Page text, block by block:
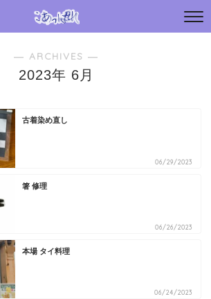
“こあっぱれ” blog
― ARCHIVES ―
2023年 6月
古着染め直し
06/29/2023
箸 修理
06/26/2023
本場 タイ料理
06/24/2023